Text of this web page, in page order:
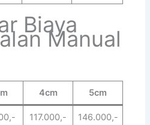
Biaya
Manual
4cm 5cm
117.000,- 146.000,-